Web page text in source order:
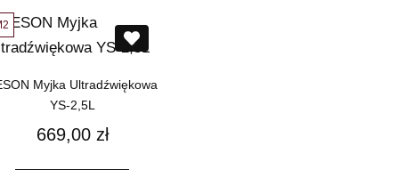
Myjka Ultradźwiękowa
YS-2,5L
669,00 zł